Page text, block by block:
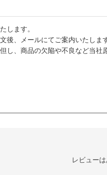
します。
後、メールにてご案内いたしま
し、商品の欠陥や不良など当社
レビューは